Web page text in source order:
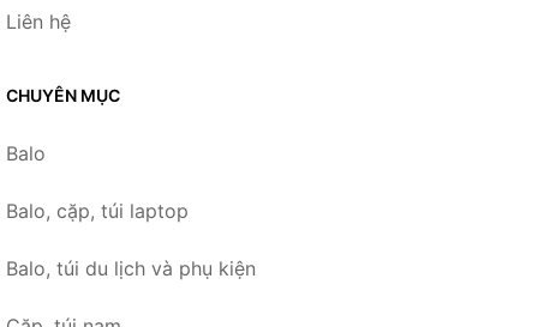
Liên hệ
CHUYÊN MỤC
Balo
Balo, cặp, túi laptop
Balo, túi du lịch và phụ kiện